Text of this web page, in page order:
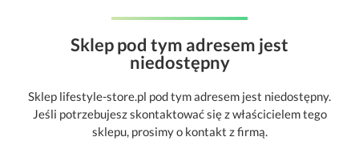
Sklep pod tym adresem jest
niedostępny
Sklep lifestyle-store.pl pod tym adresem jest niedostępny.
Jeśli potrzebujesz skontaktować się z właścicielem tego
sklepu, prosimy o kontakt z firmą.